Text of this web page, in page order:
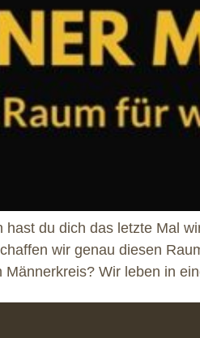
hast du dich das letzte Mal
wir genau diesen
Männerkreis? Wir leben in